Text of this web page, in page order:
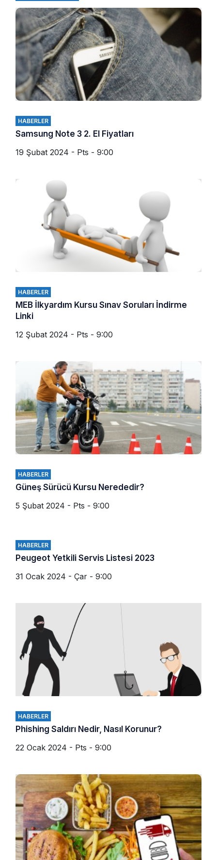
HABERLER
Samsung Note 3 2. El Fiyatları
19 Şubat 2024 - Pts - 9:00
HABERLER
MEB İlkyardım Kursu Sınav Soruları İndirme
Linki
12 Şubat 2024 - Pts - 9:00
HABERLER
Güneş Sürücü Kursu Nerededir?
5 Şubat 2024 - Pts - 9:00
HABERLER
Peugeot Yetkili Servis Listesi 2023
31 Ocak 2024 - Çar - 9:00
HABERLER
Phishing Saldırı Nedir, Nasıl Korunur?
22 Ocak 2024 - Pts - 9:00